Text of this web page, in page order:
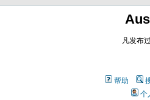
凡发布
帮助
个